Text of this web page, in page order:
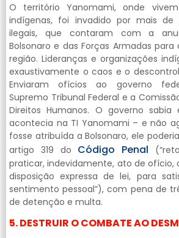
O território Yanomami, onde
indígenas, foi invadido por mais de
ilegais, que contaram com a
Bolsonaro e das Forças Armadas
região. Lideranças e organizações
exaustivamente o caos e o
Enviaram ofícios ao governo
Supremo Tribunal Federal e a
Direitos Humanos. O governo
acontecia na TI Yanomami – e não
fosse atribuída a Bolsonaro, ele
artigo 319 do Código Penal
praticar, indevidamente, ato de
disposição expressa de lei, para
sentimento pessoal”), com pena de
de detenção e multa.
5. DESTRUIR O COMBATE AO